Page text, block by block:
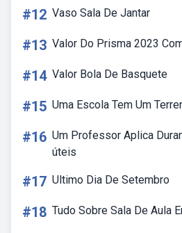
#12 Vaso Sala De Jantar
#13 Valor Do Prisma 2023
#14 Valor Bola De Basquete
#15 Uma Escola Tem Um
#16 Um Professor Aplica
úteis
#17 Ultimo Dia De Setembro
#18 Tudo Sobre Sala De Aula